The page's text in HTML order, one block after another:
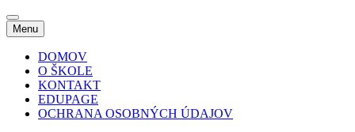
Menu Skip
to
content
DOMOV
O ŠKOLE
KONTAKT
EDUPAGE
OCHRANA OSOBNÝCH ÚDAJOV